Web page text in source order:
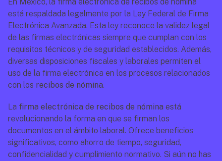
está respaldada legalmente por la Ley Federal de Firma
Electrónica Avanzada. Esta ley reconoce la validez legal
de las firmas electrónicas siempre que cumplan con los
requisitos técnicos y de seguridad establecidos. Además,
diversas disposiciones fiscales y laborales permiten el
uso de la firma electrónica en los procesos relacionados
con los recibos de nómina.
La firma electrónica de recibos de nómina está
revolucionando la forma en que se firman los
documentos en el ámbito laboral. Ofrece beneficios
significativos, como ahorro de tiempo, seguridad,
confidencialidad y cumplimiento normativo. Si aún no has